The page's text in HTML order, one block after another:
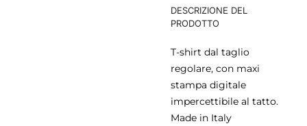
DESCRIZIONE DEL
PRODOTTO
T-shirt dal taglio
regolare, con maxi
stampa digitale
impercettibile al tatto.
Made in Italy